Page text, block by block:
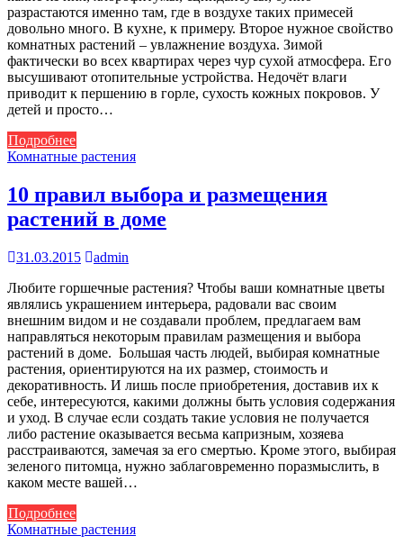
разрастаются именно там, где в воздухе таких примесей
довольно много. В кухне, к примеру. Второе нужное свойство
комнатных растений – увлажнение воздуха. Зимой
фактически во всех квартирах через чур сухой атмосфера. Его
высушивают отопительные устройства. Недочёт влаги
приводит к першению в горле, сухость кожных покровов. У
детей и просто…
Подробнее
Комнатные растения
10 правил выбора и размещения
растений в доме
31.03.2015
admin
Любите горшечные растения? Чтобы ваши комнатные цветы
являлись украшением интерьера, радовали вас своим
внешним видом и не создавали проблем, предлагаем вам
направляться некоторым правилам размещения и выбора
растений в доме. Большая часть людей, выбирая комнатные
растения, ориентируются на их размер, стоимость и
декоративность. И лишь после приобретения, доставив их к
себе, интересуются, какими должны быть условия содержания
и уход. В случае если создать такие условия не получается
либо растение оказывается весьма капризным, хозяева
расстраиваются, замечая за его смертью. Кроме этого, выбирая
зеленого питомца, нужно заблаговременно поразмыслить, в
каком месте вашей…
Подробнее
Комнатные растения